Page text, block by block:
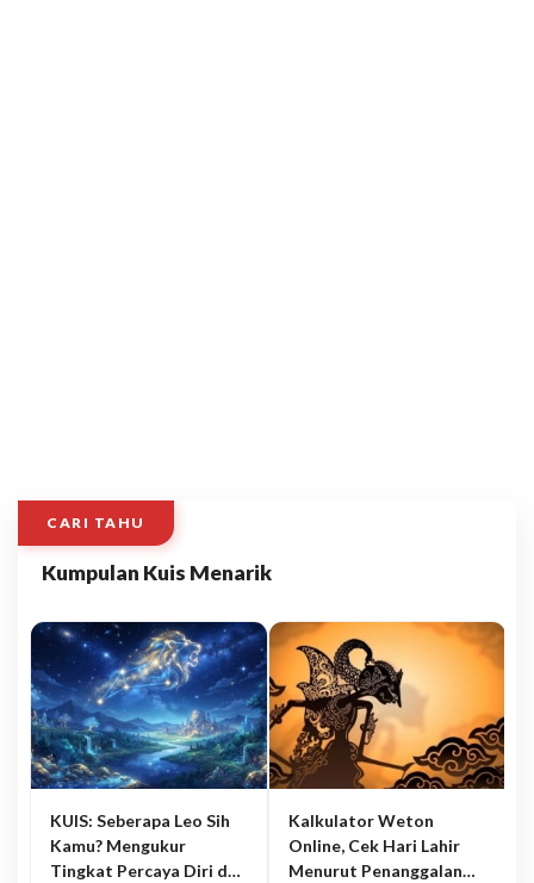
CARI TAHU
Kumpulan Kuis Menarik
KUIS: Seberapa Leo Sih
Kamu? Mengukur
Tingkat Percaya Diri dan
Kalkulator Weton
Online, Cek Hari Lahir
Menurut Penanggalan